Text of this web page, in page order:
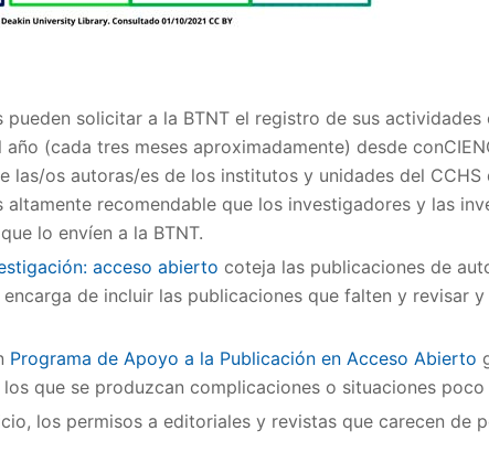
solicitar a la BTNT el registro de sus actividades
(cada tres meses aproximadamente) desde
os autoras/es de los institutos y unidades del CCHS
recomendable que los investigadores y las
lo envíen a la BTNT.
acceso abierto coteja las publicaciones de
de incluir las publicaciones que falten y revisar
Programa de Apoyo a la Publicación en Acceso Abierto
que se produzcan complicaciones o situaciones poco
los permisos a editoriales y revistas que carecen de